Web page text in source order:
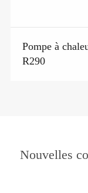
Pompe à
R290
Nouvelles